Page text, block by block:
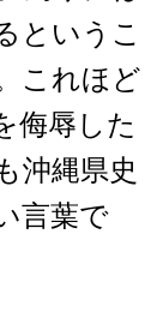
というこ
これほど
侮辱した
沖縄県史
言葉で